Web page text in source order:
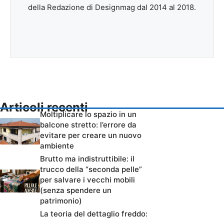
della Redazione di Designmag dal 2014 al 2018.
Articoli recenti
Moltiplicare lo spazio in un
balcone stretto: l’errore da
evitare per creare un nuovo
ambiente
Brutto ma indistruttibile: il
trucco della “seconda pelle”
per salvare i vecchi mobili
(senza spendere un
patrimonio)
La teoria del dettaglio freddo: